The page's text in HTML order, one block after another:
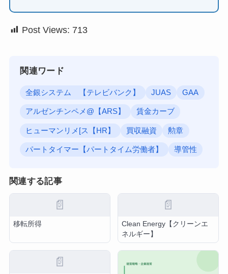
Post Views: 713
関連ワード
全銀システム 【テレビバンク】 JUAS GAA
アルゼンチンペメ@【ARS】 賃金カーブ
ヒューマンリメ[ス【HR】 買収融資 勲章
パートタイマー【パートタイム労働者】 導管性
関連する記事
📄
移転所得
📄
Clean Energy【クリーンエ
ネルギー】
📄